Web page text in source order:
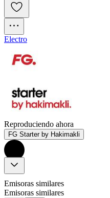
Electro
Reproduciendo ahora
FG Starter by Hakimakli
Emisoras similares
Emisoras similares